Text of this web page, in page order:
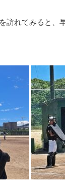
訪れてみると